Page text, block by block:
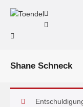
Shane Schneck